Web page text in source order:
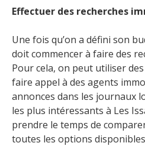
Effectuer des recherches
Une fois qu’on a défini son
doit commencer à faire des
Pour cela, on peut utiliser
faire appel à des agents
annonces dans les journaux
les plus intéressants à Les
prendre le temps de
toutes les options